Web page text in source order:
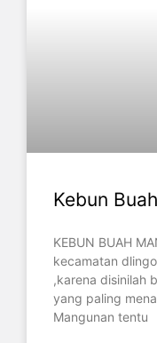
Kebun
KEBUN BUAH
kecamatan
,karena disinilah
yang paling
Mangunan tentu